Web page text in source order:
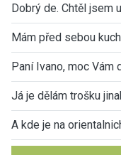
Dobrý de. Chtěl jsem
Mám před sebou
Paní Ivano, moc Vám
Já je dělám trošku
A kde je na